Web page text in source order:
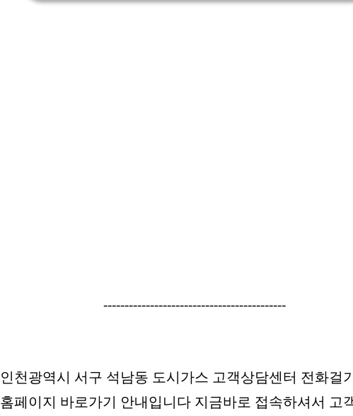
-------------------------------------------
인천광역시 서구 석남동 도시가스 고객상담센터 전화걸
홈페이지 바로가기 안내입니다 지금바로 접속하셔서 고